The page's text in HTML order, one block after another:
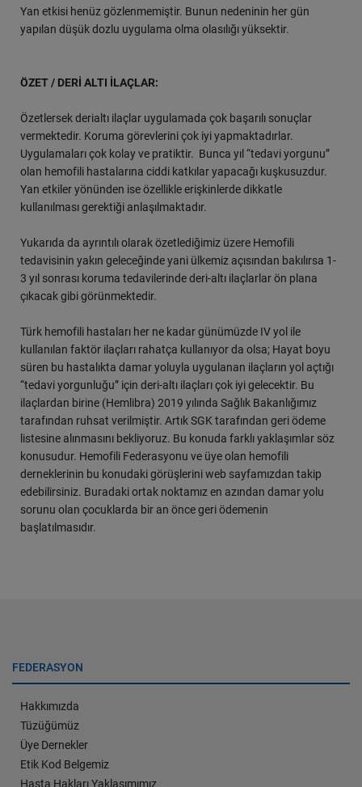
Yan etkisi henüz gözlenmemiştir. Bunun nedeninin her gün
yapılan düşük dozlu uygulama olma olasılığı yüksektir.
ÖZET / DERİ ALTI İLAÇLAR:
Özetlersek derialtı ilaçlar uygulamada çok başarılı sonuçlar
vermektedir. Koruma görevlerini çok iyi yapmaktadırlar.
Uygulamaları çok kolay ve pratiktir. Bunca yıl “tedavi yorgunu”
olan hemofili hastalarına ciddi katkılar yapacağı kuşkusuzdur.
Yan etkiler yönünden ise özellikle erişkinlerde dikkatle
kullanılması gerektiği anlaşılmaktadır.
Yukarıda da ayrıntılı olarak özetlediğimiz üzere Hemofili
tedavisinin yakın geleceğinde yani ülkemiz açısından bakılırsa 1-
3 yıl sonrası koruma tedavilerinde deri-altı ilaçlarlar ön plana
çıkacak gibi görünmektedir.
Türk hemofili hastaları her ne kadar günümüzde IV yol ile
kullanılan faktör ilaçları rahatça kullanıyor da olsa; Hayat boyu
süren bu hastalıkta damar yoluyla uygulanan ilaçların yol açtığı
“tedavi yorgunluğu” için deri-altı ilaçları çok iyi gelecektir. Bu
ilaçlardan birine (Hemlibra) 2019 yılında Sağlık Bakanlığımız
tarafından ruhsat verilmiştir. Artık SGK tarafından geri ödeme
listesine alınmasını bekliyoruz. Bu konuda farklı yaklaşımlar söz
konusudur. Hemofili Federasyonu ve üye olan hemofili
derneklerinin bu konudaki görüşlerini web sayfamızdan takip
edebilirsiniz. Buradaki ortak noktamız en azından damar yolu
sorunu olan çocuklarda bir an önce geri ödemenin
başlatılmasıdır.
FEDERASYON
Hakkımızda
Tüzüğümüz
Üye Dernekler
Etik Kod Belgemiz
Hasta Hakları Yaklaşımımız